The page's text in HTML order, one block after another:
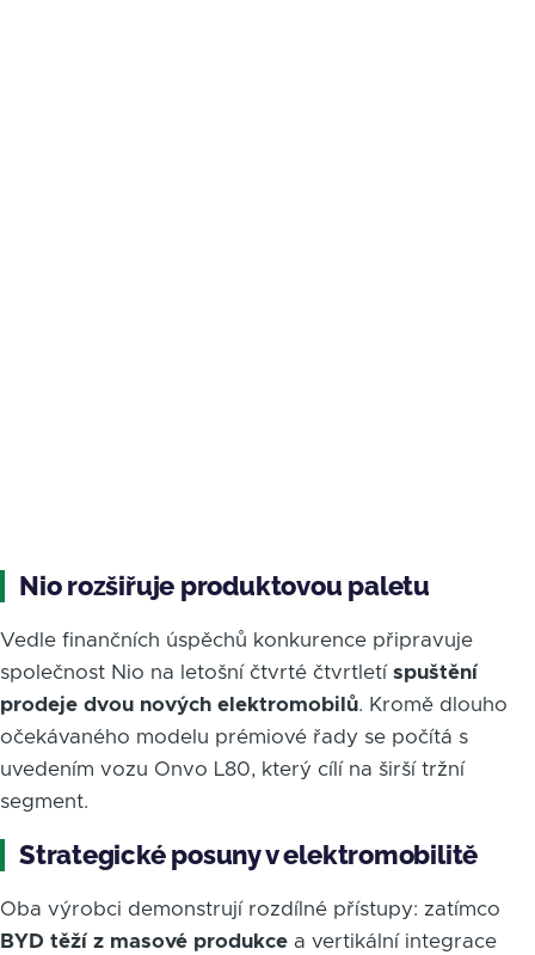
Nio rozšiřuje produktovou paletu
Vedle finančních úspěchů konkurence připravuje
společnost Nio na letošní čtvrté čtvrtletí spuštění
prodeje dvou nových elektromobilů. Kromě dlouho
očekávaného modelu prémiové řady se počítá s
uvedením vozu Onvo L80, který cílí na širší tržní
segment.
Strategické posuny v elektromobilitě
Oba výrobci demonstrují rozdílné přístupy: zatímco
BYD těží z masové produkce a vertikální integrace